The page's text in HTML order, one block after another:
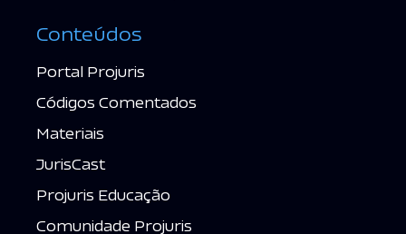
Conteúdos
Portal Projuris
Códigos Comentados
Materiais
JurisCast
Projuris Educação
Comunidade Projuris